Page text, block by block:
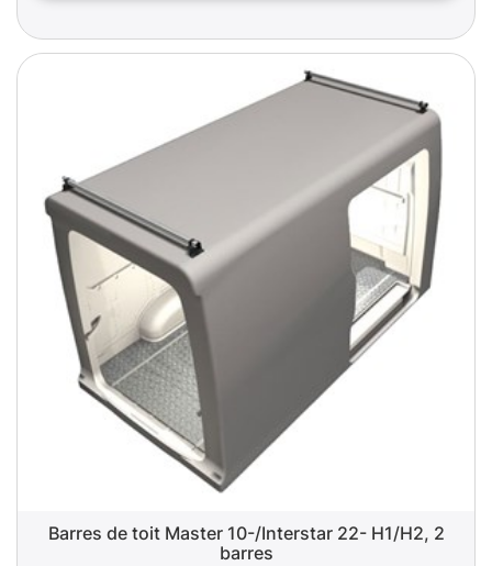
Barres de toit Master 10-/Interstar 22- H1/H2, 2
barres